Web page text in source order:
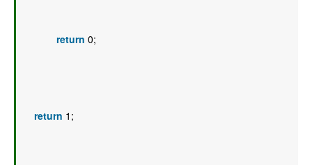
return 0;
return 1;